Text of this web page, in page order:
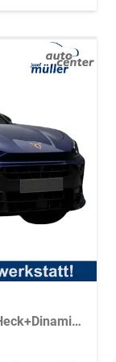
1.5 eTSI DSG Matrix+Kessy+AHK+eHeck+Dinamica+CarPlay+eHeck+GV5